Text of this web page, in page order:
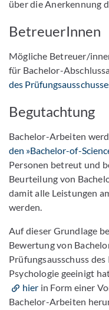
über die Anerkennung
BetreuerInnen
Mögliche Betreuer/
für Bachelor-
des
Begutachtung
Bachelor-Arbeiten
den »Bachelor-of-
Personen betreut und
Beurteilung von
damit alle Leistungen
werden.
Auf dieser Grundlage
Bewertung von
Prüfungsausschuss
Psychologie geeinigt
hier in Form einer
Bachelor-Arbeiten